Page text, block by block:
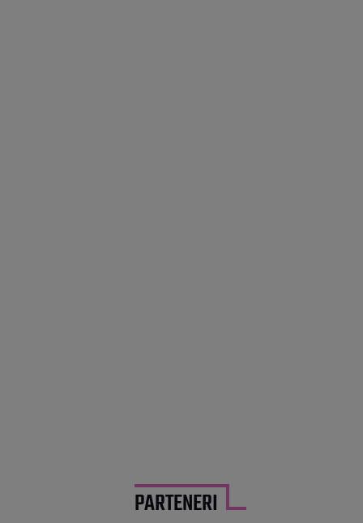
PARTENERI